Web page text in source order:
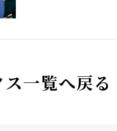
ス一覧へ戻る